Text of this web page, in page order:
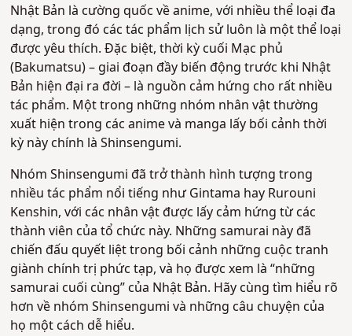
Nhật Bản là cường quốc về anime, với nhiều thể loại đa
dạng, trong đó các tác phẩm lịch sử luôn là một thể loại
được yêu thích. Đặc biệt, thời kỳ cuối Mạc phủ
(Bakumatsu) – giai đoạn đầy biến động trước khi Nhật
Bản hiện đại ra đời – là nguồn cảm hứng cho rất nhiều
tác phẩm. Một trong những nhóm nhân vật thường
xuất hiện trong các anime và manga lấy bối cảnh thời
kỳ này chính là Shinsengumi.
Nhóm Shinsengumi đã trở thành hình tượng trong
nhiều tác phẩm nổi tiếng như Gintama hay Rurouni
Kenshin, với các nhân vật được lấy cảm hứng từ các
thành viên của tổ chức này. Những samurai này đã
chiến đấu quyết liệt trong bối cảnh những cuộc tranh
giành chính trị phức tạp, và họ được xem là “những
samurai cuối cùng” của Nhật Bản. Hãy cùng tìm hiểu rõ
hơn về nhóm Shinsengumi và những câu chuyện của
họ một cách dễ hiểu.